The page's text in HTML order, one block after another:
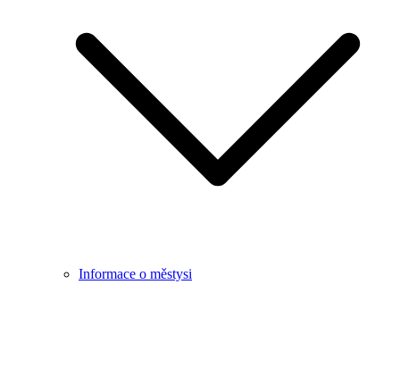
Informace o městysi